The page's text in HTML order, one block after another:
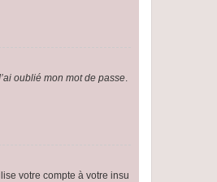
oublié mon mot de passe.
votre compte à votre insu